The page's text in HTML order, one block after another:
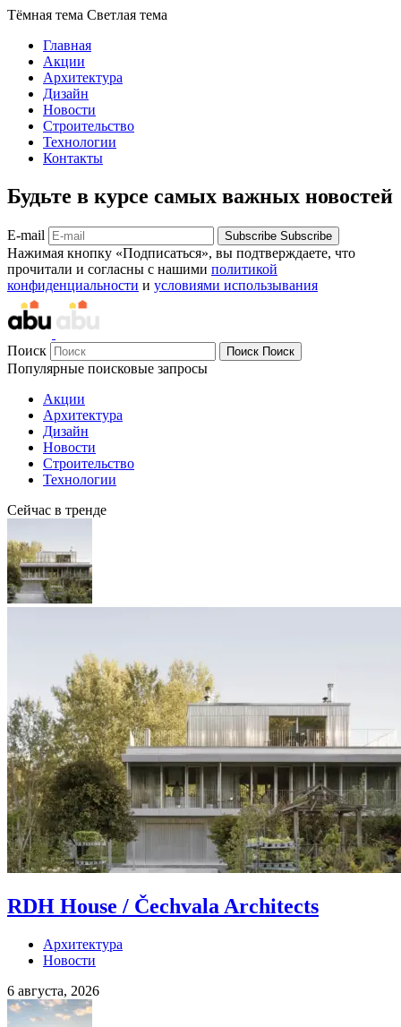
Тёмная тема Светлая тема
Главная
Акции
Архитектура
Дизайн
Новости
Строительство
Технологии
Контакты
Будьте в курсе самых важных новостей
E-mail Subscribe Subscribe
Нажимая кнопку «Подписаться», вы подтверждаете, что
прочитали и согласны с нашими политикой
конфиденциальности и условиями использывания
Поиск Поиск Поиск
Популярные поисковые запросы
Акции
Архитектура
Дизайн
Новости
Строительство
Технологии
Сейчас в тренде
RDH House / Čechvala Architects
Архитектура
Новости
6 августа, 2026